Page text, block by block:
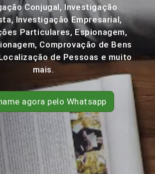
Conjugal, Investigação
Investigação Empresarial,
Particulares, Espionagem,
Comprovação de Bens
de Pessoas e muito
mais.
agora pelo Whatsapp